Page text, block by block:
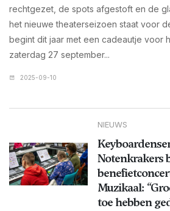
rechtgezet, de spots afgestoft en de
het nieuwe theaterseizoen staat voor
begint dit jaar met een cadeautje voor
zaterdag 27 september...
2025-09-10
NIEUWS
Notenkrakers
Muzikaal:
toe hebben